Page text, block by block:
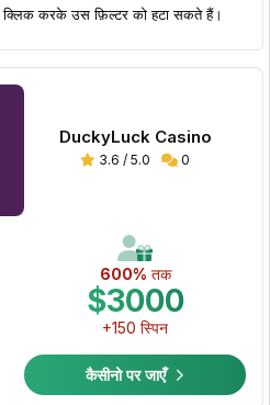
क्लिक करके उस फ़िल्टर को हटा सकते हैं।
DuckyLuck Casino
3.6 / 5.0 0
600% तक
$3000
+150 स्पिन
कैसीनो पर जाएँ